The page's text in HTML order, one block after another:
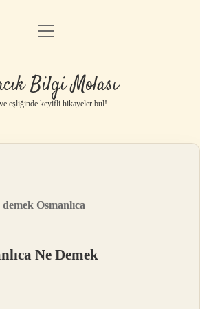
Anasayfa
Yasal Uyarı
menüyü
Bilgi Molası
eşliğinde keyifli hikayeler bul!
Osmanlıca
Ne Demek